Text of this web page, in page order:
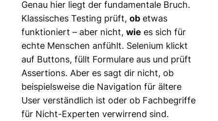
Genau hier liegt der fundamentale Bruch.
Klassisches Testing prüft, obetwas
funktioniert – aber nicht, wie es sich für
echte Menschen anfühlt. Selenium klickt
auf Buttons, füllt Formulare aus und prüft
Assertions. Aber es sagt dir nicht, ob
beispielsweise die Navigation für ältere
User verständlich ist oder ob Fachbegriffe
für Nicht-Experten verwirrend sind.